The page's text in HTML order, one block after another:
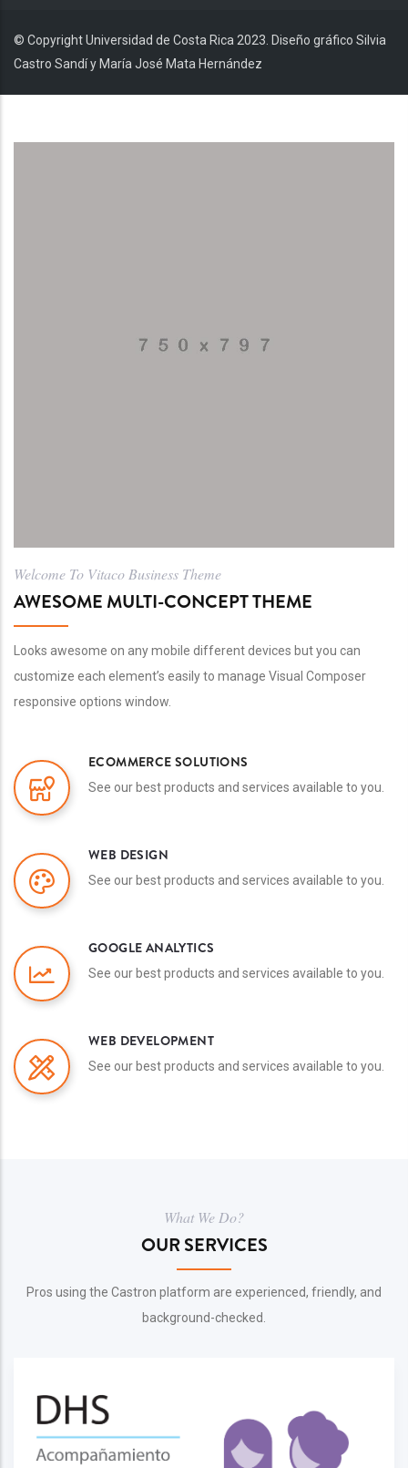
© Copyright Universidad de Costa Rica 2023. Diseño gráfico Silvia
Castro Sandí y María José Mata Hernández
Welcome To Vitaco Business Theme
AWESOME MULTI-CONCEPT THEME
Looks awesome on any mobile different devices but you can
customize each element’s easily to manage Visual Composer
responsive options window.
ECOMMERCE SOLUTIONS
See our best products and services available to you.
WEB DESIGN
See our best products and services available to you.
GOOGLE ANALYTICS
See our best products and services available to you.
WEB DEVELOPMENT
See our best products and services available to you.
What We Do?
OUR SERVICES
Pros using the Castron platform are experienced, friendly, and
background-checked.